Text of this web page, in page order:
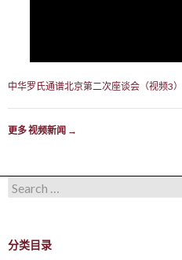
中华罗氏通谱北京第二次座谈会（视频3）
更多 视频新闻 →
Search for:
分类目录